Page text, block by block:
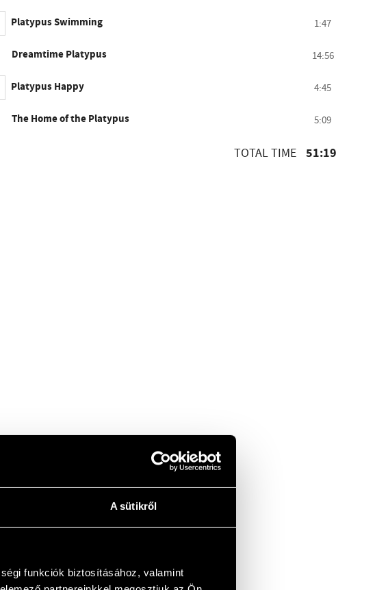
A sütikről
funkciók biztosításához, valamint
Platypus Swimming 1:47
Dreamtime Platypus 14:56
Platypus Happy 4:45
The Home of the Platypus 5:09
TOTAL TIME 51:19